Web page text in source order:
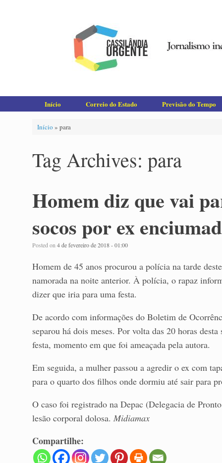
Início Correio do Estado Previsão do Tempo
Início » para
Tag Archives: para
Homem diz que vai
socos por ex
Posted on 4 de fevereiro de 2018 - 01:00
Homem de 45 anos procurou a polícia na tarde
namorada na noite anterior. À polícia, o rapaz
dizer que iria para uma festa.
De acordo com informações do Boletim de
separou há dois meses. Por volta das 20 horas
festa, momento em que foi ameaçada pela autora.
Em seguida, a mulher passou a agredir o ex com
para o quarto dos filhos onde dormiu até sair para
O caso foi registrado na Depac (Delegacia de
lesão corporal dolosa. Midiamax
Compartilhe: